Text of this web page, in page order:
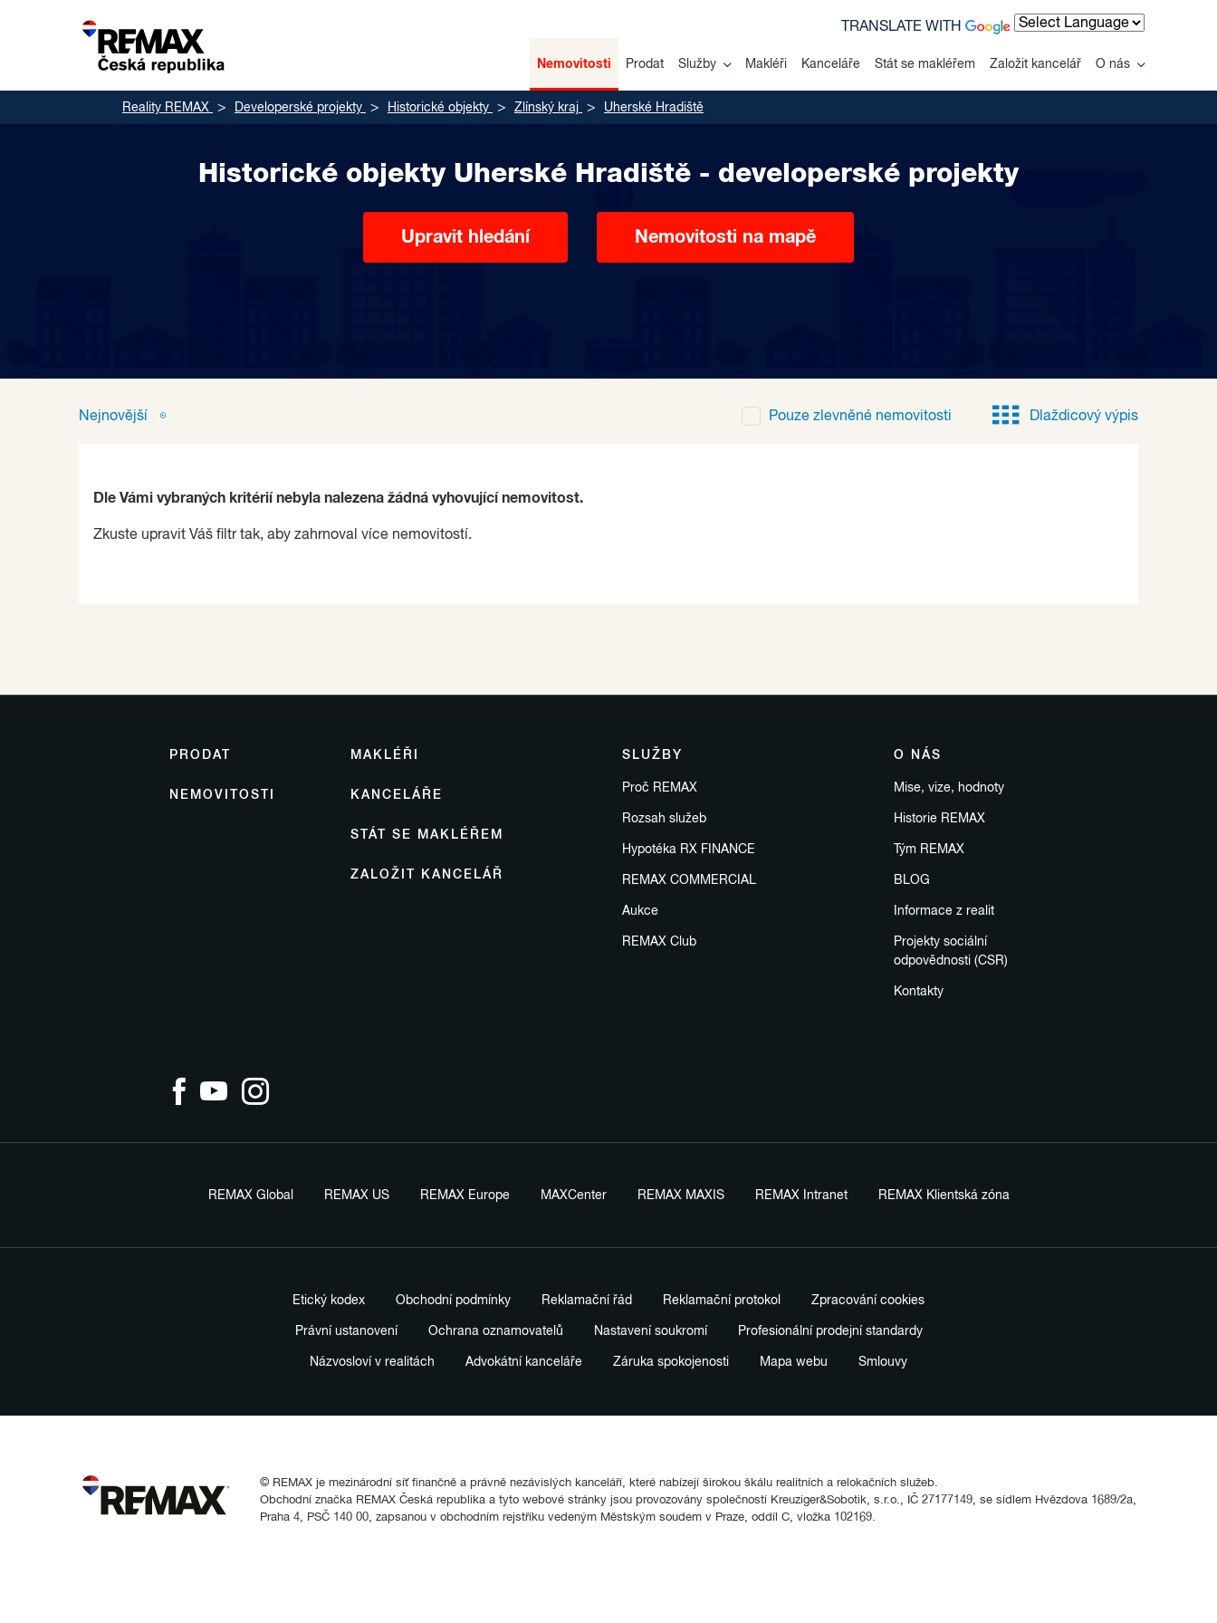
Nemovitosti Prodat Služby Makléři Kanceláře Stát se makléřem Založit kancelář O nás
TRANSLATE WITH
Reality REMAX Developerské projekty Historické objekty Zlínský kraj Uherské Hradiště
Historické objekty Uherské Hradiště - developerské projekty
Upravit hledání Nemovitosti na mapě
Nejnovější Pouze zlevněné nemovitosti Dlaždicový výpis
Dle Vámi vybraných kritérií nebyla nalezena žádná vyhovující nemovitost.
Zkuste upravit Váš filtr tak, aby zahrnoval více nemovitostí.
PRODAT
NEMOVITOSTI
SLUŽBY
Proč REMAX
Rozsah služeb
Hypotéka RX FINANCE
REMAX COMMERCIAL
Aukce
REMAX Club
MAKLÉŘI
KANCELÁŘE
STÁT SE MAKLÉŘEM
ZALOŽIT KANCELÁŘ
O NÁS
Mise, vize, hodnoty
Historie REMAX
Tým REMAX
BLOG
Informace z realit
Projekty sociální
odpovědnosti (CSR)
Kontakty
REMAX Global REMAX US REMAX Europe MAXCenter REMAX MAXIS REMAX Intranet REMAX Klientská zóna
Etický kodex Obchodní podmínky Reklamační řád Reklamační protokol Zpracování cookies
Právní ustanovení Ochrana oznamovatelů Nastavení soukromí Profesionální prodejní standardy
Názvosloví v realitách Advokátní kanceláře Záruka spokojenosti Mapa webu Smlouvy
© REMAX je mezinárodní síť finančně a právně nezávislých kanceláří, které nabízejí širokou škálu realitních a relokačních služeb.
Obchodní značka REMAX Česká republika a tyto webové stránky jsou provozovány společností Kreuziger&Sobotik, s.r.o., IČ 27177149, se sídlem Hvězdova 1689/2a,
Praha 4, PSČ 140 00, zapsanou v obchodním rejstříku vedeným Městským soudem v Praze, oddíl C, vložka 102169.